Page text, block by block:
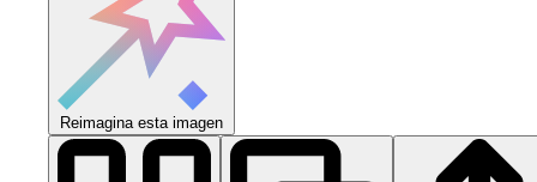
Reimagina esta imagen